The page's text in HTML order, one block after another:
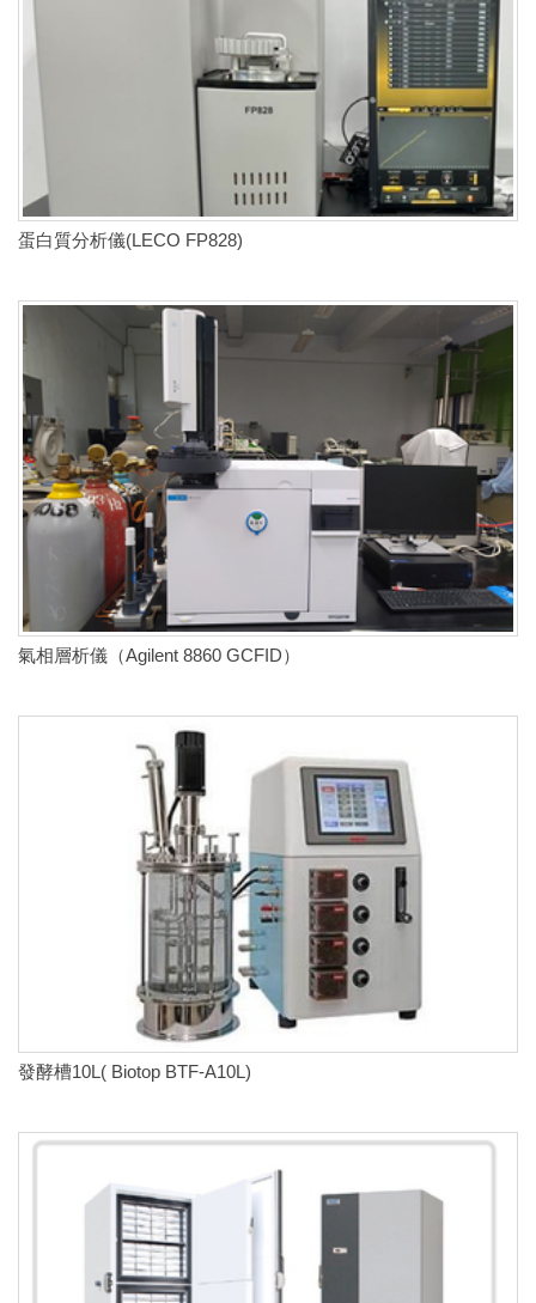
蛋白質分析儀(LECO FP828)
氣相層析儀（Agilent 8860 GCFID）
發酵槽10L( Biotop BTF-A10L)